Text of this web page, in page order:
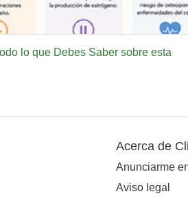
lo que Debes Saber sobre esta
Acerca de
Anunciarme
Aviso legal